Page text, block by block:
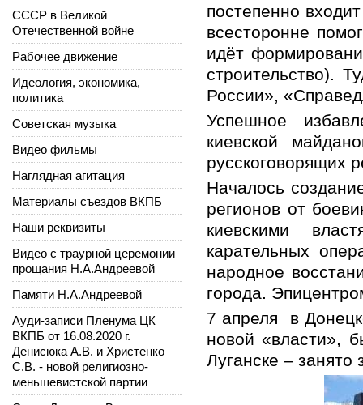
постепенно
всесторонне
идёт
строительство).
России»,
Успешное
киевской
русскоговорящих
Началось
регионов от
киевскими
карательных
народное
города.
7 апреля в
новой «власти»,
Луганске – занято
СССР в Великой
Отечественной войне
Рабочее движение
Идеология, экономика,
политика
Советская музыка
Видео фильмы
Наглядная агитация
Материалы съездов ВКПБ
Наши реквизиты
Видео с траурной церемонии
прощания Н.А.Андреевой
Памяти Н.А.Андреевой
Ауди-записи Пленума ЦК
ВКПБ от 16.08.2020 г.
Денисюка А.В. и Христенко
С.В. - новой религиозно-
меньшевистской партии